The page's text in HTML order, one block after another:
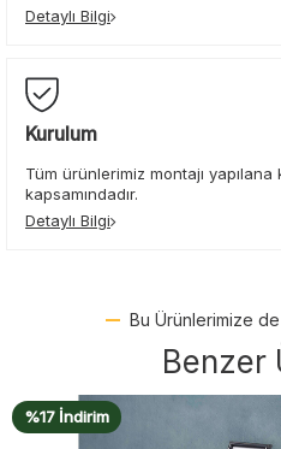
Detaylı Bilgi
Kurulum
Tüm ürünlerimiz montajı
kapsamındadır.
Detaylı Bilgi
Bu Ürünlerimize
Benzer
%17 İndirim